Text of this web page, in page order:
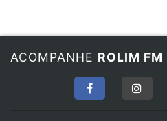
ACOMPANHE ROLIM FM